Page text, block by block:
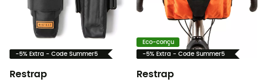
-5% Extra - Code Summer5
Restrap
Eco-conçu
-5% Extra - Code Summer5
Restrap